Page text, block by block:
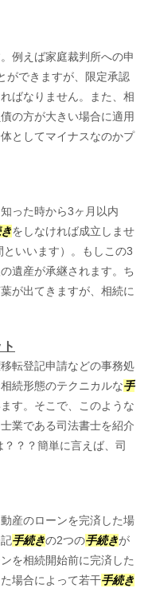
例えば家庭裁判所への申
ができますが、限定承認
ばなりません。また、相
の方が大きい場合に適用
としてマイナスなのかプ
った時から3ヶ月以内
をしなければ成立しませ
いいます）。もしこの3
遺産が承継されます。ち
が出てきますが、相続に
転登記申請などの事務処
続形態のテクニカルな手
す。そこで、このような
業である司法書士を紹介
？？簡単に言えば、司
産のローンを完済した場
手続きの2つの手続きが
を相続開始前に完済した
場合によって若干手続き